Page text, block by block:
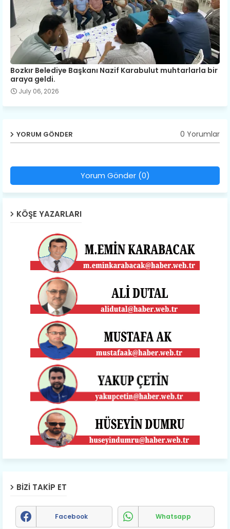
Bozkır Belediye Başkanı Nazif Karabulut muhtarlarla bir
araya geldi.
July 06, 2026
YORUM GÖNDER 0 Yorumlar
Yorum Gönder (0)
KÖŞE YAZARLARI
BIZI TAKIP ET
Facebook Whatsapp